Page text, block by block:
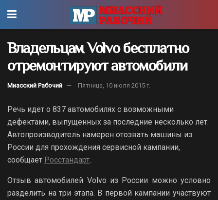
Владельцам Volvo бесплатно
отремонтируют автомобили
Миасский Рабочий Пятница, 10 июля 2015 г.
Речь идет о 837 автомобилях с возможными
дефектами, выпущенных за последние несколько лет.
Автопроизводитель намерен отозвать машины из
России для прохождения сервисной кампании,
сообщает Росстандарт.
Отзыв автомобилей Volvo из России можно условно
разделить на три этапа. В первой кампании участвуют